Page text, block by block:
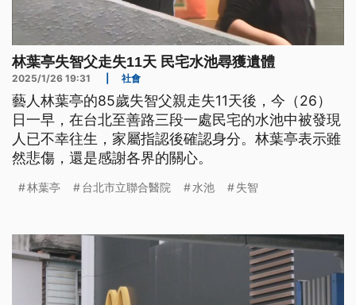
林葉亭失智父走失11天 民宅水池尋獲遺體
2025/1/26 19:31 社會
藝人林葉亭的85歲失智父親走失11天後，今（26）
日一早，在台北至善路三段一處民宅的水池中被發現
人已不幸往生，家屬指認後確認身分。林葉亭表示雖
然悲傷，還是感謝各界的關心。
林葉亭 台北市立聯合醫院 水池 失智